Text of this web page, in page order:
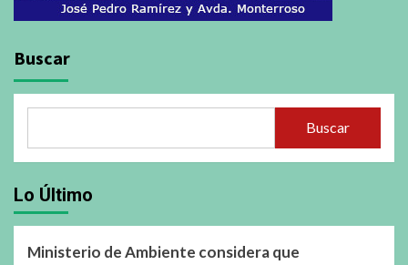
Buscar
Buscar
Lo Último
Ministerio de Ambiente considera que